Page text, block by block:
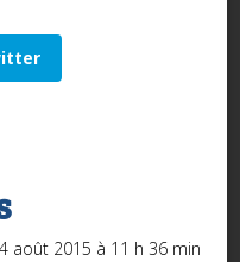
août 2015 à 11 h 36 min